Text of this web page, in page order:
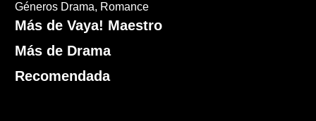
Géneros Drama Romance
Más de Vaya! Maestro
Más de Drama
Recomendada